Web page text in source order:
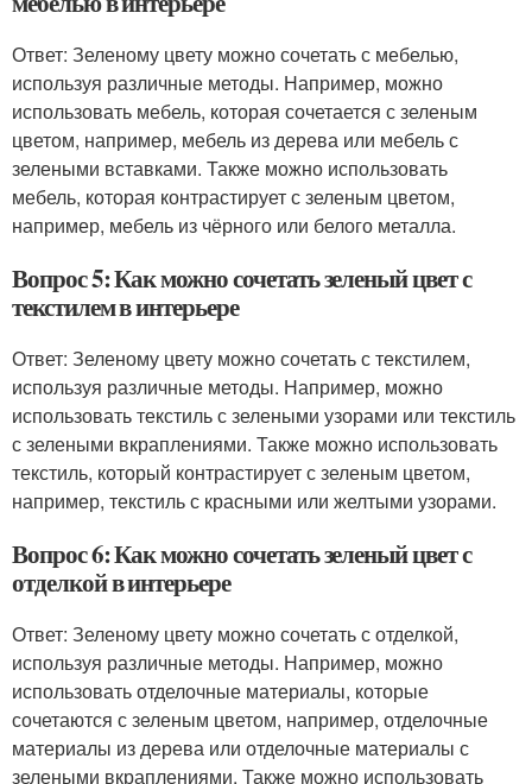
Ответ: Зеленому цвету можно сочетать с мебелью,
используя различные методы. Например, можно
использовать мебель, которая сочетается с зеленым
цветом, например, мебель из дерева или мебель с
зелеными вставками. Также можно использовать
мебель, которая контрастирует с зеленым цветом,
например, мебель из чёрного или белого металла.
Вопрос 5: Как можно сочетать зеленый цвет с
текстилем в интерьере
Ответ: Зеленому цвету можно сочетать с текстилем,
используя различные методы. Например, можно
использовать текстиль с зелеными узорами или текстиль
с зелеными вкраплениями. Также можно использовать
текстиль, который контрастирует с зеленым цветом,
например, текстиль с красными или желтыми узорами.
Вопрос 6: Как можно сочетать зеленый цвет с
отделкой в интерьере
Ответ: Зеленому цвету можно сочетать с отделкой,
используя различные методы. Например, можно
использовать отделочные материалы, которые
сочетаются с зеленым цветом, например, отделочные
материалы из дерева или отделочные материалы с
зелеными вкраплениями. Также можно использовать